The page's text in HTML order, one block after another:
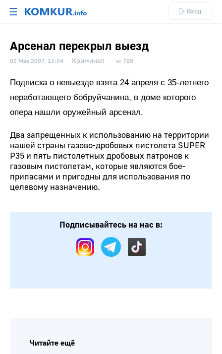
☰ Вход
Арсенал перекрыл выезд
02 Мая 2007, 12:04 Криминал 768
Подписка о невыезде взята 24 апреля с 35-летнего
неработающего бобруйчанина, в доме которого
опера нашли оружейный арсенал.
Два запрещенных к использованию на территории
нашей страны газово-дробовых пистолета SUPER
P35 и пять пистолетных дробовых патронов к
газовым пистолетам, которые являются бое­
припасами и пригодны для использования по
целевому назначению.
Подписывайтесь на нас в:
Читайте ещё